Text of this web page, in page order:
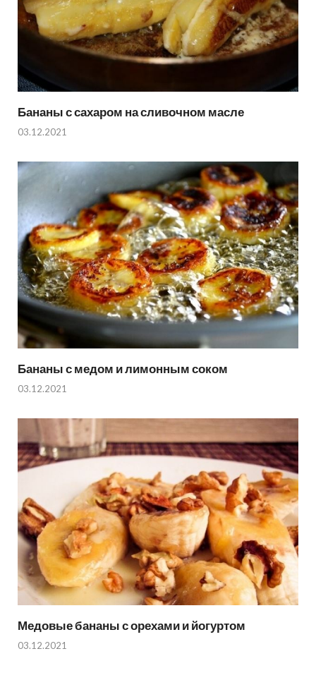
Бананы с сахаром на сливочном масле
03.12.2021
Бананы с медом и лимонным соком
03.12.2021
Медовые бананы с орехами и йогуртом
03.12.2021